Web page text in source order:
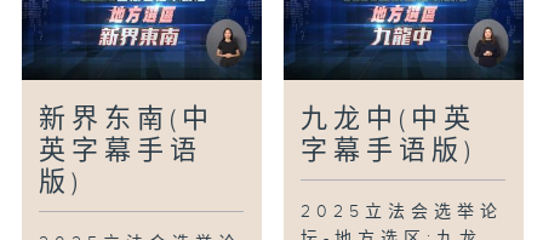
新界东南(中
英字幕手语
版)
九龙中(中英
字幕手语版)
2025立法会选举论